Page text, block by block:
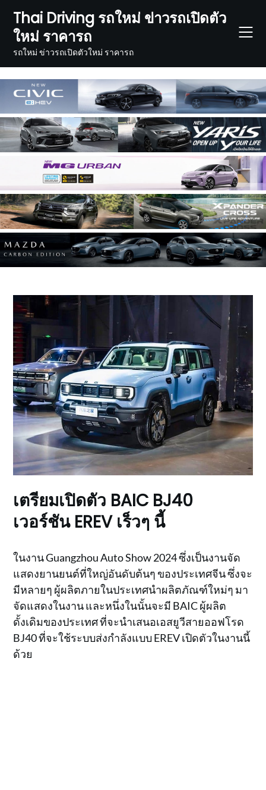
content
Thai Driving รถใหม่ ข่าวรถเปิดตัว
ใหม่ ราคารถ
รถใหม่ ข่าวรถเปิดตัวใหม่ ราคารถ
เตรียมเปิดตัว BAIC BJ40
เวอร์ชัน EREV เร็วๆ นี้
ในงาน Guangzhou Auto Show 2024 ซึ่งเป็นงานจัด
แสดงยานยนต์ที่ใหญ่อันดับต้นๆ ของประเทศจีน ซึ่งจะ
มีหลายๆ ผู้ผลิตภายในประเทศนำผลิตภัณฑ์ใหม่ๆ มา
จัดแสดงในงาน และหนึ่งในนั้นจะมี BAIC ผู้ผลิต
ดั้งเดิมของประเทศ ที่จะนำเสนอเอสยูวีสายออฟโรด
BJ40 ที่จะใช้ระบบส่งกำลังแบบ EREV เปิดตัวในงานนี้
ด้วย